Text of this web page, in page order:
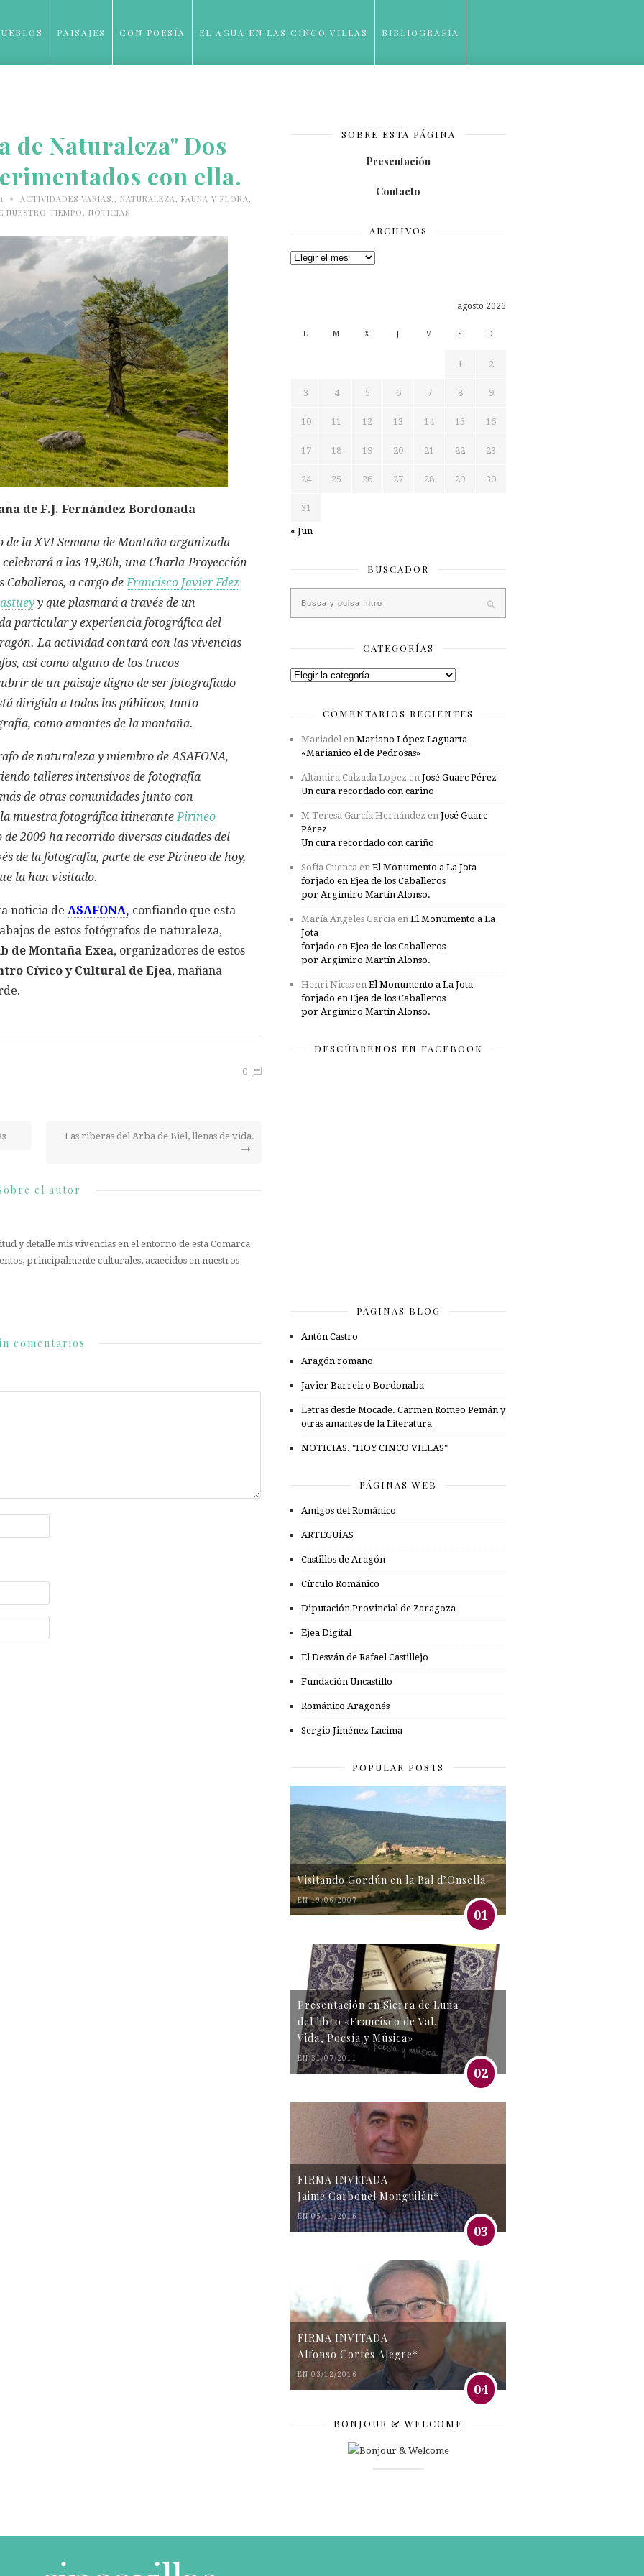
PAISAJES CON POESÍA EL AGUA EN LAS CINCO VILLAS BIBLIOGRAFÍA
de Naturaleza" Dos
con ella.
• ACTIVIDADES VARIAS., NATURALEZA, FAUNA Y FLORA,
NUESTRO TIEMPO, NOTICIAS
de F.J. Fernández Bordonada
la XVI Semana de Montaña organizada
a las 19,30h, una Charla-Proyección
Caballeros, a cargo deFrancisco Javier Fdez
y que plasmará a través de un
particular y experiencia fotográfica del
La actividad contará con las vivencias
así como alguno de los trucos
de un paisaje digno de ser fotografiado
dirigida a todos los públicos, tanto
como amantes de la montaña.
de naturaleza y miembro de ASAFONA,
talleres intensivos de fotografía
de otras comunidades junto con
la muestra fotográfica itinerantePirineo
2009 ha recorrido diversas ciudades del
de la fotografía, parte de ese Pirineo de hoy,
la han visitado.
noticia de ASAFONA, confiando que esta
de estos fotógrafos de naturaleza,
de Montaña Exea, organizadores de estos
Cívico y Cultural de Ejea, mañana
0
Las riberas del Arba de Biel, llenas de vida.
el autor
y detalle mis vivencias en el entorno de esta Comarca
principalmente culturales, acaecidos en nuestros
comentarios
SOBRE ESTA PÁGINA
Presentación
Contacto
ARCHIVOS
Archivos
agosto 2026
L M X J V S D
1 2
3 4 5 6 7 8 9
10 11 12 13 14 15 16
17 18 19 20 21 22 23
24 25 26 27 28 29 30
31
« Jun
BUSCADOR
CATEGORÍAS
Categorías
COMENTARIOS RECIENTES
Mariadelen Mariano López Laguarta
«Marianico el de Pedrosas»
Altamira Calzada Lopez en José Guarc Pérez
Un cura recordado con cariño
M Teresa García Hernández en José Guarc
Pérez
Un cura recordado con cariño
Sofía Cuenca en El Monumento a La Jota
forjado en Ejea de los Caballeros
por Argimiro Martín Alonso.
María Ángeles García en El Monumento a La
Jota
forjado en Ejea de los Caballeros
por Argimiro Martín Alonso.
Henri Nicas en El Monumento a La Jota
forjado en Ejea de los Caballeros
por Argimiro Martín Alonso.
DESCÚBRENOS EN FACEBOOK
PÁGINAS BLOG
Antón Castro
Aragón romano
Javier Barreiro Bordonaba
Letras desde Mocade. Carmen Romeo Pemán y
otras amantes de la Literatura
NOTICIAS. "HOY CINCO VILLAS"
PÁGINAS WEB
Amigos del Románico
ARTEGUÍAS
Castillos de Aragón
Círculo Románico
Diputación Provincial de Zaragoza
Ejea Digital
El Desván de Rafael Castillejo
Fundación Uncastillo
Románico Aragonés
Sergio Jiménez Lacima
POPULAR POSTS
Visitando Gordún en la Bal d’Onsella.
EN 19/06/2007
01
Presentación en Sierra de Luna
del libro «Francisco de Val.
Vida, Poesía y Música»
EN 31/07/2011
02
FIRMA INVITADA
Jaime Carbonel Monguilán*
EN 05/11/2016
03
FIRMA INVITADA
Alfonso Cortés Alegre*
EN 03/12/2016
04
BONJOUR & WELCOME